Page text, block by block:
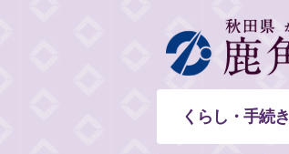
くらし・手続き